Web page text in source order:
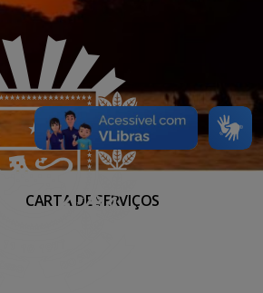
CARTA DE SERVIÇOS